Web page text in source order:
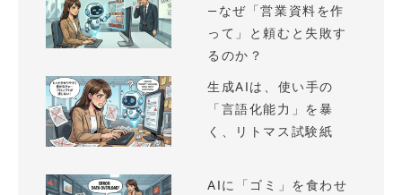
—なぜ「営業資料を作
って」と頼むと失敗す
るのか？
生成AIは、使い手の
「言語化能力」を暴
く、リトマス試験紙
AIに「ゴミ」を食わせ